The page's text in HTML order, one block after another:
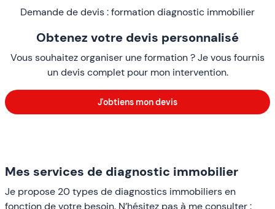
Demande de devis : formation diagnostic immobilier
Obtenez votre devis personnalisé
Vous souhaitez organiser une formation ? Je vous fournis
un devis complet pour mon intervention.
J'obtiens mon devis
Mes services de diagnostic immobilier
Je propose 20 types de diagnostics immobiliers en
fonction de votre besoin. N’hésitez pas à me consulter :